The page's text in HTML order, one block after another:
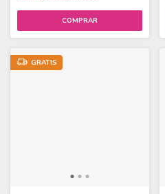
GRATIS